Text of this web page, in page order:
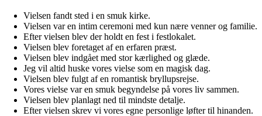
Vielsen fandt sted i en smuk kirke.
Vielsen var en intim ceremoni med kun nære venner og familie.
Efter vielsen blev der holdt en fest i festlokalet.
Vielsen blev foretaget af en erfaren præst.
Vielsen blev indgået med stor kærlighed og glæde.
Jeg vil altid huske vores vielse som en magisk dag.
Vielsen blev fulgt af en romantisk bryllupsrejse.
Vores vielse var en smuk begyndelse på vores liv sammen.
Vielsen blev planlagt ned til mindste detalje.
Efter vielsen skrev vi vores egne personlige løfter til hinanden.